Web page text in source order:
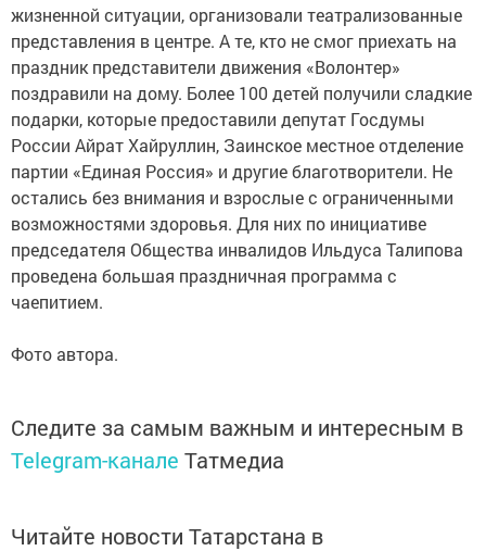
жизненной ситуации, организовали театрализованные
представления в центре. А те, кто не смог приехать на
праздник представители движения «Волонтер»
поздравили на дому. Более 100 детей получили сладкие
подарки, которые предоставили депутат Госдумы
России Айрат Хайруллин, Заинское местное отделение
партии «Единая Россия» и другие благотворители. Не
остались без внимания и взрослые с ограниченными
возможностями здоровья. Для них по инициативе
председателя Общества инвалидов Ильдуса Талипова
проведена большая праздничная программа с
чаепитием.
Фото автора.
Следите за самым важным и интересным в
Telegram-канале Татмедиа
Читайте новости Татарстана в